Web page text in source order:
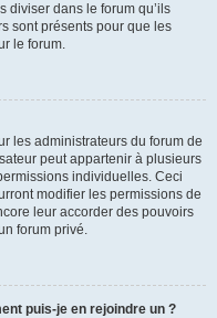
diviser dans le forum qu’ils
sont présents pour que les
le forum.
les administrateurs du forum de
peut appartenir à plusieurs
individuelles. Ceci
modifier les permissions de
leur accorder des pouvoirs
forum privé.
puis-je en rejoindre un ?